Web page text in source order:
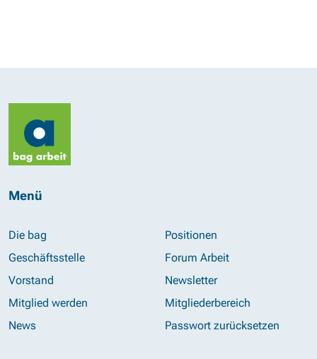
Menü
Die bag
Geschäftsstelle
Vorstand
Mitglied werden
News
Positionen
Forum Arbeit
Newsletter
Mitgliederbereich
Passwort zurücksetzen